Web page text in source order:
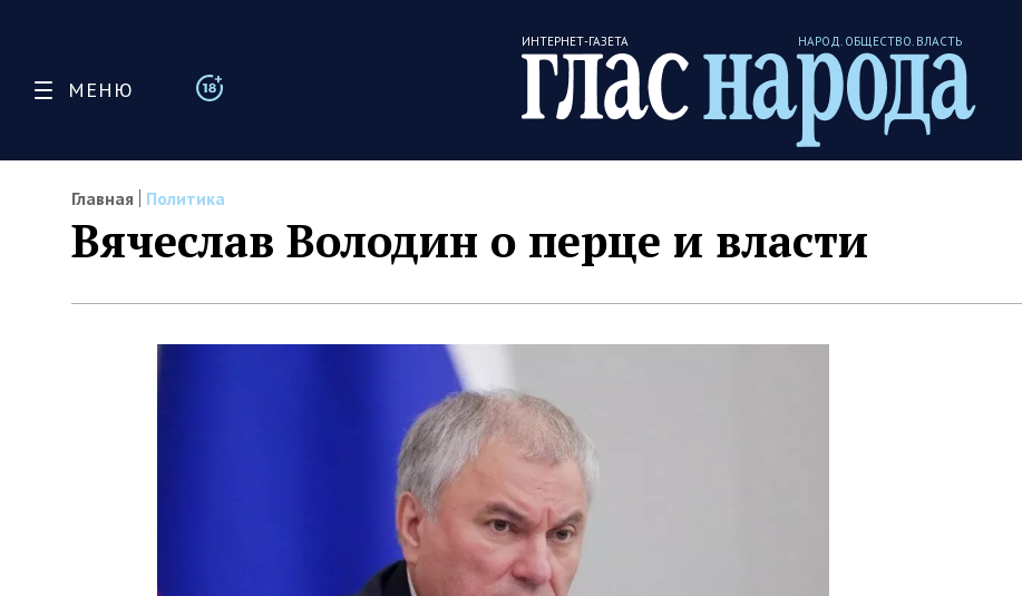
МЕНЮ
ИНТЕРНЕТ-ГАЗЕТА НАРОД. ОБЩЕСТВО. ВЛАСТЬ
Главная Политика
Вячеслав Володин о перце и власти